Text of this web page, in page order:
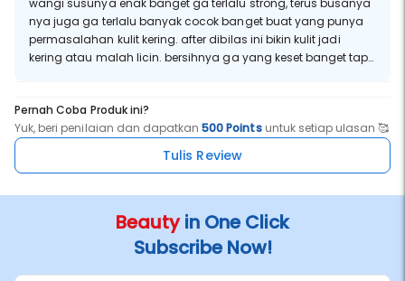
wangi susunya enak banget ga terlalu strong, terus busanya
nya juga ga terlalu banyak cocok banget buat yang punya
permasalahan kulit kering. after dibilas ini bikin kulit jadi
kering atau malah licin. bersihnya ga yang keset banget tapi
Pernah Coba Produk ini?
Yuk, beri penilaian dan dapatkan500 Pointsuntuk setiap ulasan 🥰
Tulis Review
Beautyin One Click
Subscribe Now!